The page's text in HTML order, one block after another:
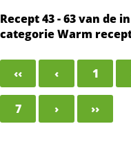
Recept 43 - 63 van de
categorie Warm
‹‹ ‹ 1
7 › ››